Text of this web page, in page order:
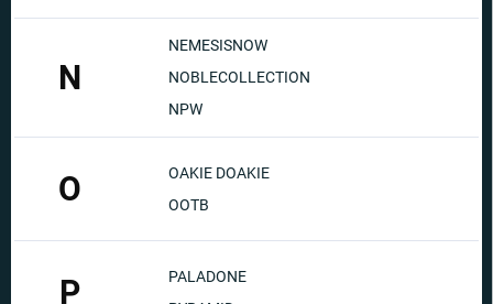
N
NEMESISNOW
NOBLECOLLECTION
NPW
O
OAKIE DOAKIE
OOTB
P
PALADONE